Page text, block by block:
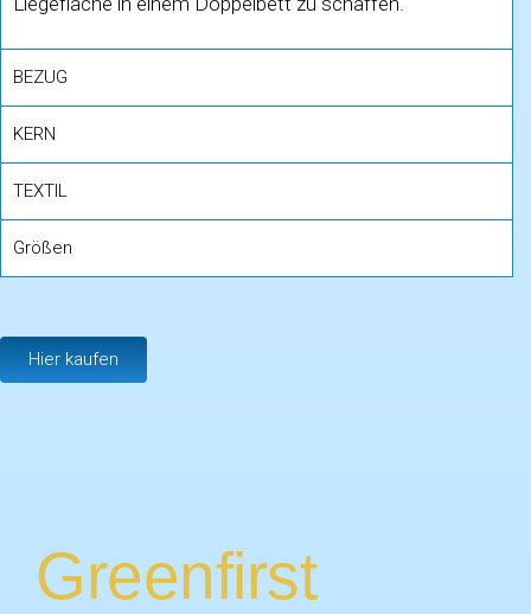
BEZUG
KERN
TEXTIL
Größen
Hier kaufen
Greenfirst